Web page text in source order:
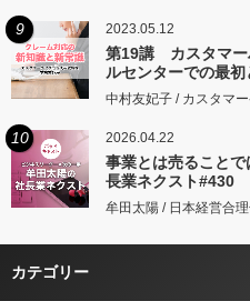
9 2023.05.12
第19講 カスタマー
ルセンターでの最初
中村友妃子 / カスタマ
10 2026.04.22
事業とは売ること
長業ネクスト#430
牟田太陽 / 日本経営合
カテゴリー